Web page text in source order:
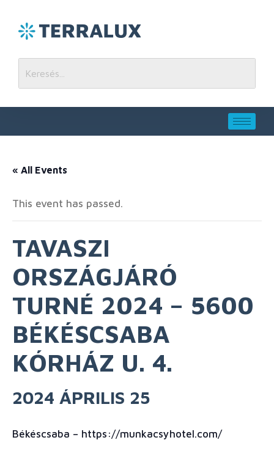
« All Events
This event has passed.
TAVASZI
ORSZÁGJÁRÓ
TURNÉ 2024 – 5600
BÉKÉSCSABA
KÓRHÁZ U. 4.
2024 ÁPRILIS 25
Békéscsaba – https://munkacsyhotel.com/